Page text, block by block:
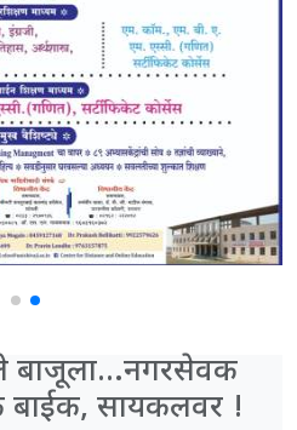
बाजूला…नगरसेवक
बाईक, सायकलवर !